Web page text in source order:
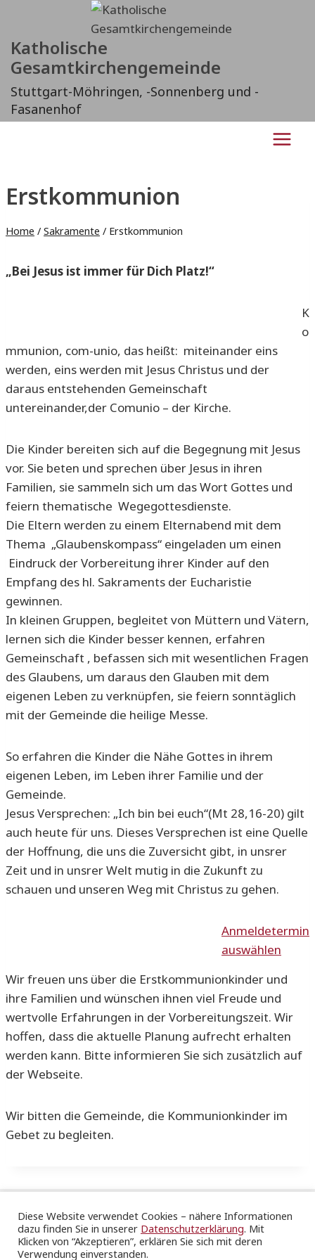
springen
Katholische
Gesamtkirchengemeinde
Stuttgart-Möhringen, -Sonnenberg und -
Fasanenhof
Erstkommunion
Home / Sakramente / Erstkommunion
„Bei Jesus ist immer für Dich Platz!“
K
o
mmunion, com-unio, das heißt: miteinander eins
werden, eins werden mit Jesus Christus und der
daraus entstehenden Gemeinschaft
untereinander,der Comunio – der Kirche.
Die Kinder bereiten sich auf die Begegnung mit Jesus
vor. Sie beten und sprechen über Jesus in ihren
Familien, sie sammeln sich um das Wort Gottes und
feiern thematische Wegegottesdienste.
Die Eltern werden zu einem Elternabend mit dem
Thema „Glaubenskompass“ eingeladen um einen
Eindruck der Vorbereitung ihrer Kinder auf den
Empfang des hl. Sakraments der Eucharistie
gewinnen.
In kleinen Gruppen, begleitet von Müttern und Vätern,
lernen sich die Kinder besser kennen, erfahren
Gemeinschaft , befassen sich mit wesentlichen Fragen
des Glaubens, um daraus den Glauben mit dem
eigenen Leben zu verknüpfen, sie feiern sonntäglich
mit der Gemeinde die heilige Messe.
So erfahren die Kinder die Nähe Gottes in ihrem
eigenen Leben, im Leben ihrer Familie und der
Gemeinde.
Jesus Versprechen: „Ich bin bei euch“(Mt 28,16-20) gilt
auch heute für uns. Dieses Versprechen ist eine Quelle
der Hoffnung, die uns die Zuversicht gibt, in unsrer
Zeit und in unsrer Welt mutig in die Zukunft zu
schauen und unseren Weg mit Christus zu gehen.
Anmeldetermin
auswählen
Wir freuen uns über die Erstkommunionkinder und
ihre Familien und wünschen ihnen viel Freude und
wertvolle Erfahrungen in der Vorbereitungszeit. Wir
hoffen, dass die aktuelle Planung aufrecht erhalten
werden kann. Bitte informieren Sie sich zusätzlich auf
der Webseite.
Wir bitten die Gemeinde, die Kommunionkinder im
Gebet zu begleiten.
Katholische Gesamtkirchengemeinde Stuttgart St.
Hedwig & Ulrich
Diese Website verwendet Cookies – nähere Informationen
dazu finden Sie in unserer Datenschutzerklärung. Mit
Klicken von “Akzeptieren”, erklären Sie sich mit deren
Verwendung einverstanden.